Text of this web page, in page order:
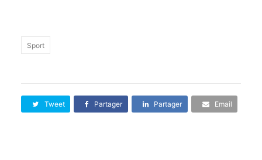
Sport
Tweet Partager Partager Email